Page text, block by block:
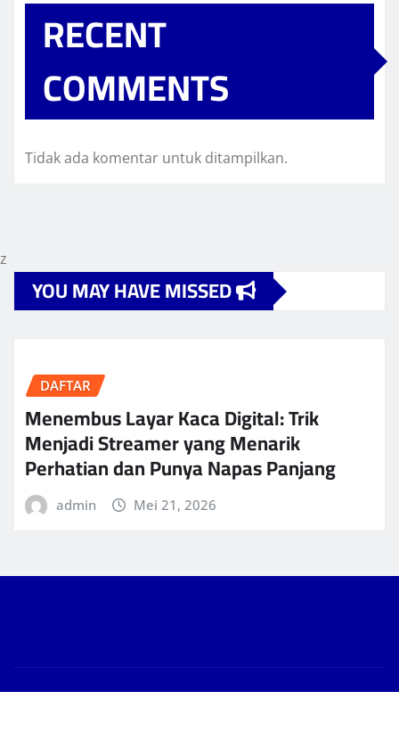
RECENT
COMMENTS
Tidak ada komentar untuk ditampilkan.
z
YOU MAY HAVE MISSED
DAFTAR
Menembus Layar Kaca Digital: Trik
Menjadi Streamer yang Menarik
Perhatian dan Punya Napas Panjang
admin Mei 21, 2026